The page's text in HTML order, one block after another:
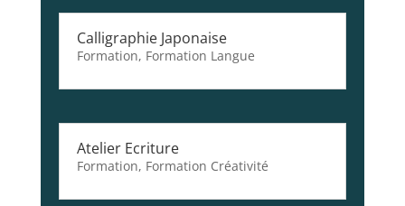
Calligraphie Japonaise
Formation, Formation Langue
Atelier Ecriture
Formation, Formation Créativité